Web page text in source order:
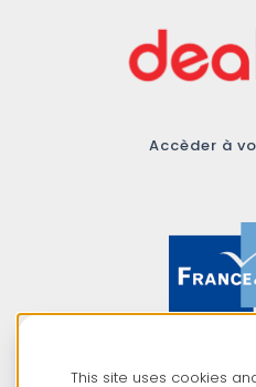
Accèder à
This site uses cookies